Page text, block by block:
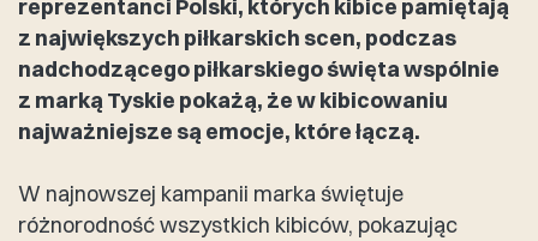
reprezentanci Polski, których kibice pamiętają
z największych piłkarskich scen, podczas
nadchodzącego piłkarskiego święta wspólnie
z marką Tyskie pokażą, że w kibicowaniu
najważniejsze są emocje, które łączą.
W najnowszej kampanii marka świętuje
różnorodność wszystkich kibiców, pokazując